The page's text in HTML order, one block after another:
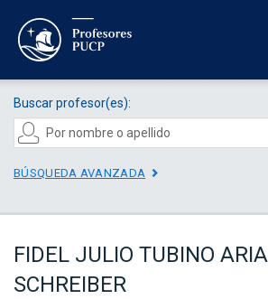
Buscar profesor(es):
BÚSQUEDA AVANZADA
FIDEL JULIO TUBINO
SCHREIBER